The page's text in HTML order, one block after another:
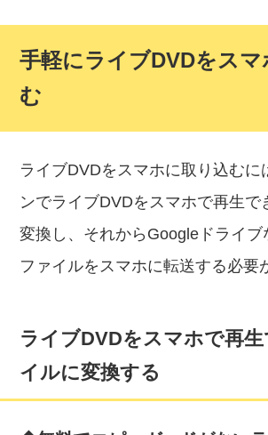
手軽にライブDVDをス
む
ライブDVDをスマホに取り込むに
ンでライブDVDをスマホで再生で
変換し、それからGoogleドライブ
ファイルをスマホに転送する必要
ライブDVDをスマホで再
イルに変換する